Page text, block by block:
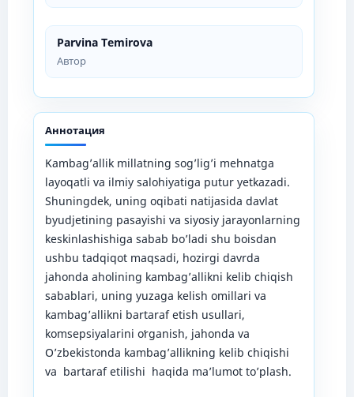
Parvina Temirova
Автор
Аннотация
Kambag’allik millatning sog’lig’i mehnatga
layoqatli va ilmiy salohiyatiga putur yetkazadi.
Shuningdek, uning oqibati natijasida davlat
byudjetining pasayishi va siyosiy jarayonlarning
keskinlashishiga sabab bo’ladi shu boisdan
ushbu tadqiqot maqsadi, hozirgi davrda
jahonda aholining kambag’allikni kelib chiqish
sabablari, uning yuzaga kelish omillari va
kambag’allikni bartaraf etish usullari,
komsepsiyalarini oʻrganish, jahonda va
O’zbekistonda kambag’allikning kelib chiqishi
va bartaraf etilishi haqida ma’lumot to’plash.